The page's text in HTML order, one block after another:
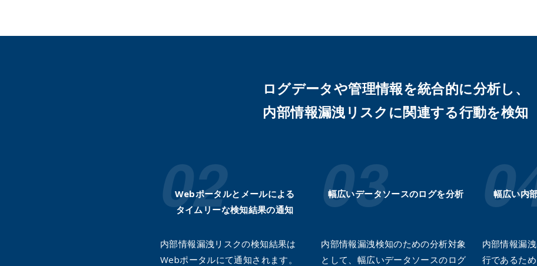
ログデータや管理情報を統合的に分析し、
内部情報漏洩リスクに関連する行動を検知
Webポータルとメールによる
タイムリーな検知結果の通知
内部情報漏洩リスクの検知結果は
Webポータルにて通知されます。
幅広いデータソースのログを分析
内部情報漏洩検知のための分析対象
として、幅広いデータソースのログ
幅広い内
内部情報漏
行であるた